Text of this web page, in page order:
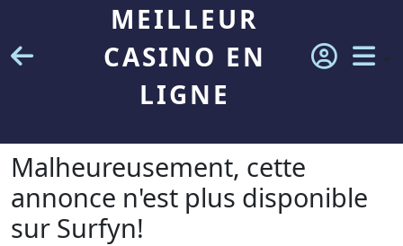
MEILLEUR
CASINO EN
LIGNE
Malheureusement, cette
annonce n'est plus disponible
sur Surfyn!